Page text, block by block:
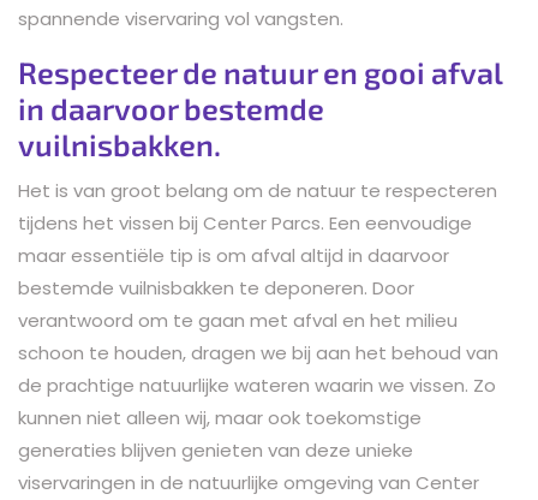
spannende viservaring vol vangsten.
Respecteer de natuur en gooi afval
in daarvoor bestemde
vuilnisbakken.
Het is van groot belang om de natuur te respecteren
tijdens het vissen bij Center Parcs. Een eenvoudige
maar essentiële tip is om afval altijd in daarvoor
bestemde vuilnisbakken te deponeren. Door
verantwoord om te gaan met afval en het milieu
schoon te houden, dragen we bij aan het behoud van
de prachtige natuurlijke wateren waarin we vissen. Zo
kunnen niet alleen wij, maar ook toekomstige
generaties blijven genieten van deze unieke
viservaringen in de natuurlijke omgeving van Center